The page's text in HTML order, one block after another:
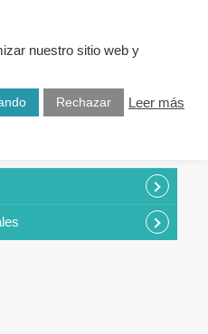
nuestro sitio web y
Rechazar
Leer más